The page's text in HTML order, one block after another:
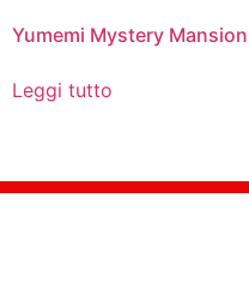
Yumemi Mystery Mansion
Leggi tutto